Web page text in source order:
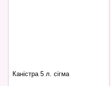
Каністра 5 л. сігма